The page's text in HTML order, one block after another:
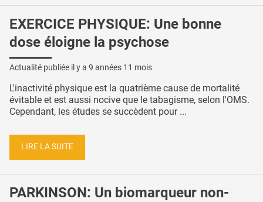
EXERCICE PHYSIQUE: Une bonne
dose éloigne la psychose
Actualité publiée il y a 9 années 11 mois
L'inactivité physique est la quatrième cause de mortalité
évitable et est aussi nocive que le tabagisme, selon l'OMS.
Cependant, les études se succèdent pour ...
LIRE LA SUITE
PARKINSON: Un biomarqueur non-